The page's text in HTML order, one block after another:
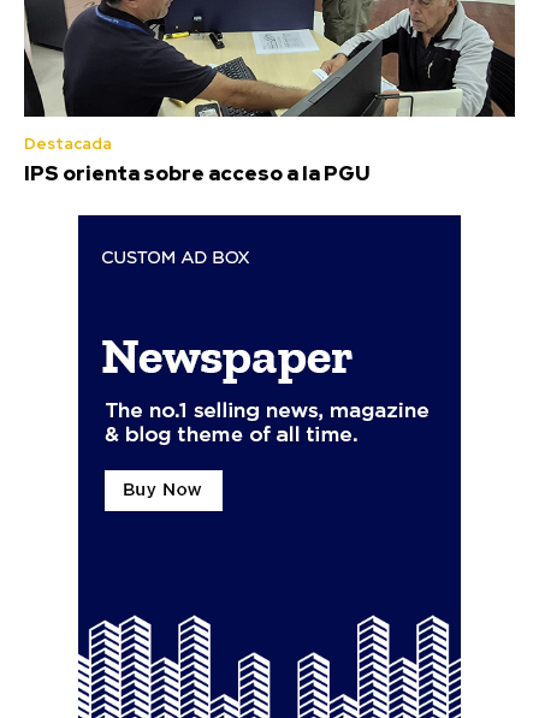
Destacada
IPS orienta sobre acceso a la PGU